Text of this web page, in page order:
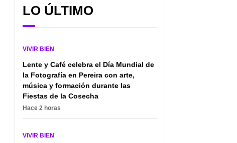
LO ÚLTIMO
VIVIR BIEN
Lente y Café celebra el Día Mundial de
la Fotografía en Pereira con arte,
música y formación durante las
Fiestas de la Cosecha
Hace 2 horas
VIVIR BIEN